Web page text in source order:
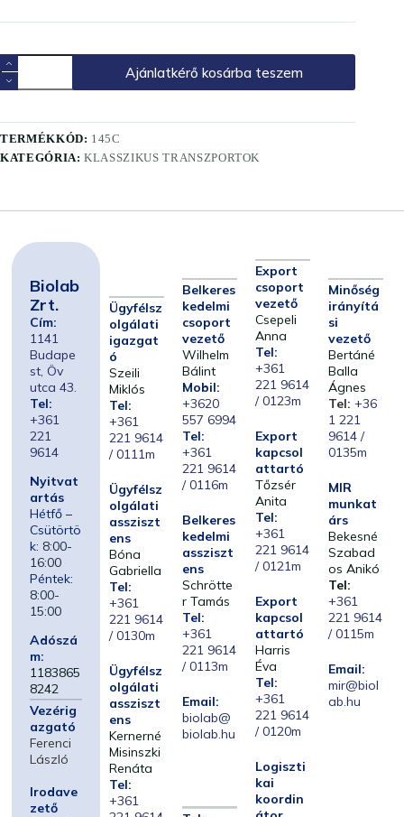
Ajánlatkérő kosárba teszem
TERMÉKKÓD: 145C
KATEGÓRIA:KLASSZIKUS TRANSZPORTOK
Biolab
Zrt.
Cím:
1141
Budape
st, Öv
utca 43.
Tel:
+361
221
9614
Nyitvat
artás
Hétfő –
Csütörtö
k: 8:00-
16:00
Péntek:
8:00-
15:00
Adószá
m:
1183865
8242
Vezérig
azgató
Ferenci
László
Irodave
zető
Ügyfélsz
olgálati
igazgat
ó
Szeili
Miklós
Tel:
+361
221 9614
/ 0111m
Ügyfélsz
olgálati
assziszt
ens
Bóna
Gabriella
Tel:
+361
221 9614
/ 0130m
Ügyfélsz
olgálati
assziszt
ens
Kernerné
Misinszki
Renáta
Tel:
+361
Belkeres
kedelmi
csoport
vezető
Wilhelm
Bálint
Mobil:
+3620
557 6994
Tel:
+361
221 9614
/ 0116m
Belkeres
kedelmi
assziszt
ens
Schrötte
r Tamás
Tel:
+361
221 9614
/ 0113m
Email:
biolab@
biolab.hu
Export
csoport
vezető
Csepeli
Anna
Tel:
+361
221 9614
/ 0123m
Export
kapcsol
attartó
Tőzsér
Anita
Tel:
+361
221 9614
/ 0121m
Export
kapcsol
attartó
Harris
Éva
Tel:
+361
221 9614
/ 0120m
Logiszti
kai
koordin
Minőség
irányítá
si
vezető
Bertáné
Balla
Ágnes
Tel: +36
1 221
9614 /
0135m
MIR
munkat
árs
Bekesné
Szabad
os Anikó
Tel:
+361
221 9614
/ 0115m
Email:
mir@biol
ab.hu